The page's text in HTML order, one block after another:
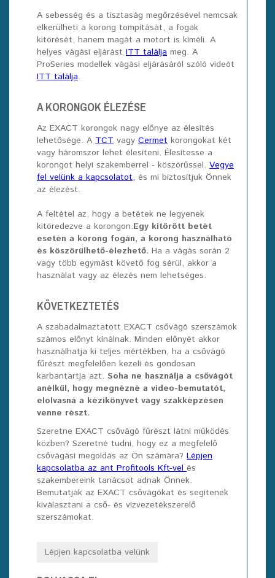
A sebesség és a tisztaság megőrzésével nemcsak
elkerülheti a korong tompítását, a fogak
kitörését, hanem magát a motort is kíméli. A
helyes vágási eljárást ITT találja meg. A
ProSeries modellek vágási eljárásáról szóló videót
ITT találja.
A KORONGOK ÉLEZÉSE
Az EXACT korongok nagy előnye az élesítés
lehetősége. A TCT vagy Cermet korongokat két
vagy háromszor lehet élesíteni. Élesítesse a
korongot helyi szakemberrel - köszörűssel. Vegye
fel velünk a kapcsolatot, és mi biztosítjuk Önnek
az élezést.
A feltétel az, hogy a betétek ne legyenek
kitöredezve a korongon.Egy kitörött betét
esetén a korong fogán, a korong használható
és köszörülhető-élezhető. Ha a vágás során 2
vagy több egymást követő fog sérül, akkor a
használat vagy az élezés nem lehetséges.
KÖVETKEZTETÉS
A szabadalmaztatott EXACT csővágó szerszámok
számos előnyt kínálnak. Minden előnyét akkor
használhatja ki teljes mértékben, ha a csővágó
fűrészt megfelelően kezeli és gondosan
karbantartja azt. Soha ne használja a csővágót
anélkül, hogy megnézné a video-bemutatót,
elolvasná a kézikönyvet vagy szakképzésen
venne részt.
Szeretne EXACT csővágó fűrészt látni működés
közben? Szeretné tudni, hogy ez a megfelelő
csővágási megoldás az Ön számára? Lépjen
kapcsolatba az ant Profitools Kft-velés
szakembereink tanácsot adnak Önnek.
Bemutatják az EXACT csővágókat és segítenek
kiválasztani a cső- és vízvezetékszerelő
szerszámokat.
Lépjen kapcsolatba velünk